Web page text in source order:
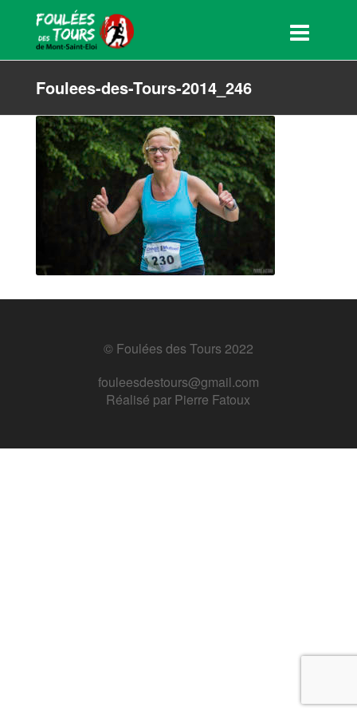
Foulees-des-Tours-2014_246
© Foulées des Tours 2022
fouleesdestours@gmail.com
Réalisé par Pierre Fatoux